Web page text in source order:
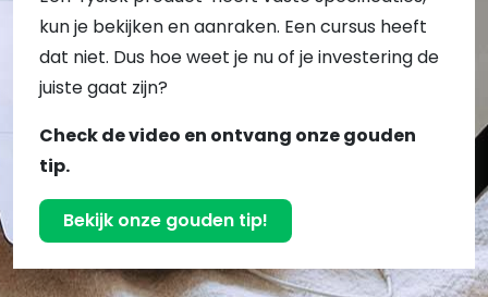
kun je bekijken en aanraken. Een cursus heeft
dat niet. Dus hoe weet je nu of je investering de
juiste gaat zijn?
Check de video en ontvang onze gouden
tip.
Bekijk onze gouden tip!